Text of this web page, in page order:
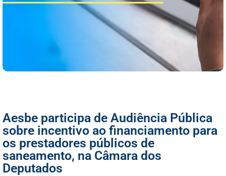
Aesbe participa de Audiência Pública
sobre incentivo ao financiamento para
os prestadores públicos de
saneamento, na Câmara dos
Deputados